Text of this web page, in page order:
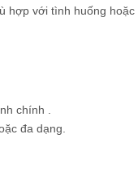
hợp với tình huống hoặc
chính .
đa dạng.